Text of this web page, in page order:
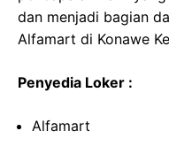
dan menjadi bagian
Alfamart di Konawe
Penyedia Loker :
Alfamart